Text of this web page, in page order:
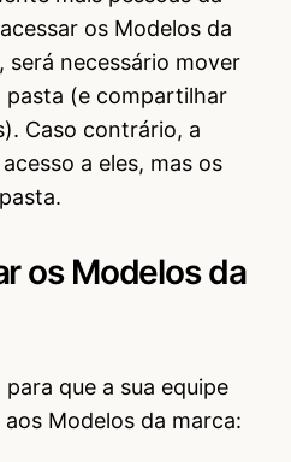
os Modelos da
será necessário mover
pasta (e compartilhar
Caso contrário, a
a eles, mas os
os Modelos da
que a sua equipe
Modelos da marca: